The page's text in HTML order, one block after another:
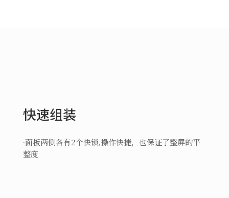
快速组装
·面板两侧各有2个快锁,操作快捷，也保证了整屏的平
整度